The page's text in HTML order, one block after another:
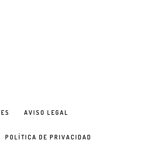
AVISO LEGAL
POLÍTICA DE PRIVACIDAD